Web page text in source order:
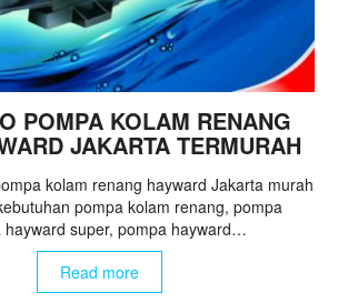
POMPA KOLAM RENANG
JAKARTA TERMURAH
kolam renang hayward Jakarta murah
pompa kolam renang, pompa
hayward super, pompa hayward…
Read more